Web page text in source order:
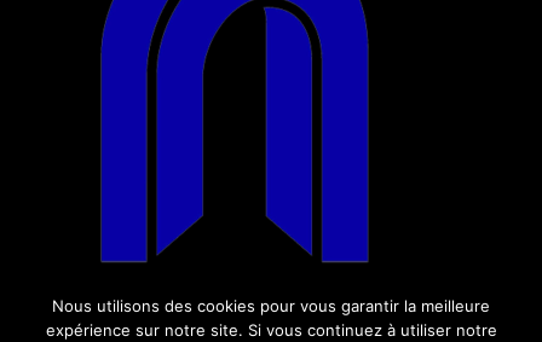
Nous utilisons des cookies pour vous garantir la meilleure
expérience sur notre site. Si vous continuez à utiliser notre